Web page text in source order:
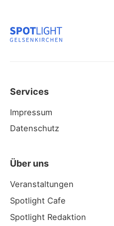
Services
Impressum
Datenschutz
Über uns
Veranstaltungen
Spotlight Cafe
Spotlight Redaktion